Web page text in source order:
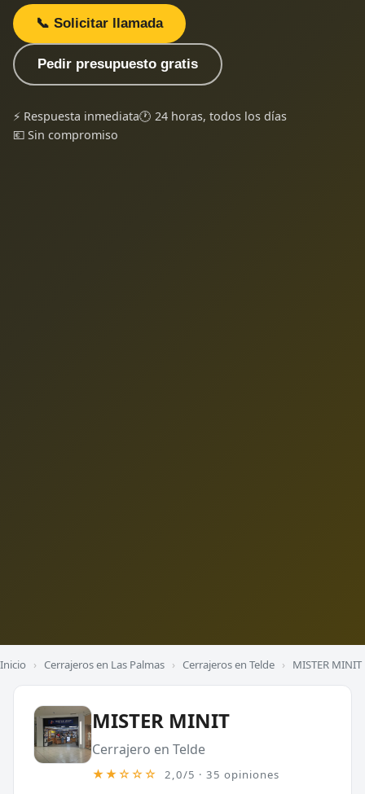
📞 Solicitar llamada
Pedir presupuesto gratis
⚡ Respuesta inmediata🕐 24 horas, todos los días
💶 Sin compromiso
Inicio › Cerrajeros en Las Palmas › Cerrajeros en Telde › MISTER MINIT
MISTER MINIT
Cerrajero en Telde
★★☆☆☆ 2,0/5 · 35 opiniones